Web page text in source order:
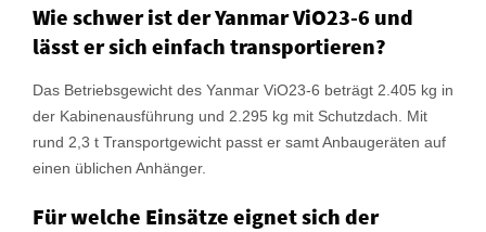
Wie schwer ist der Yanmar ViO23-6 und
lässt er sich einfach transportieren?
Das Betriebsgewicht des Yanmar ViO23-6 beträgt 2.405 kg in
der Kabinenausführung und 2.295 kg mit Schutzdach. Mit
rund 2,3 t Transportgewicht passt er samt Anbaugeräten auf
einen üblichen Anhänger.
Für welche Einsätze eignet sich der